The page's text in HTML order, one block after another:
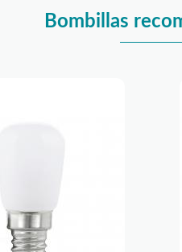
Bombillas